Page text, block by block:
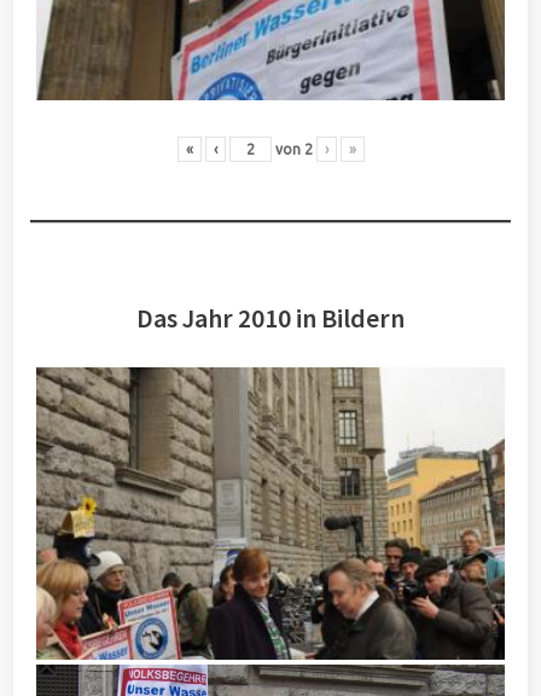
« ‹ von 2 › »
Das Jahr 2010 in Bildern